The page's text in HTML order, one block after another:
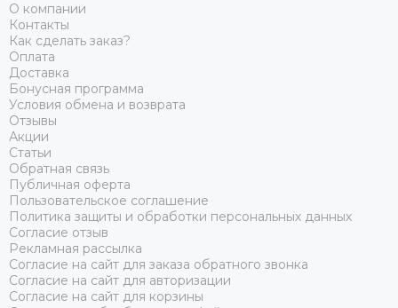
О компании
Контакты
Как сделать заказ?
Оплата
Доставка
Бонусная программа
Условия обмена и возврата
Отзывы
Акции
Статьи
Обратная связь
Публичная оферта
Пользовательское соглашение
Политика защиты и обработки персональных данных
Согласие отзыв
Рекламная рассылка
Согласие на сайт для заказа обратного звонка
Согласие на сайт для авторизации
Согласие на сайт для корзины